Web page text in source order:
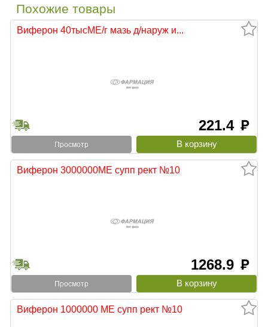
Похожие товары
Виферон 40тысМЕ/г мазь д/наруж и...
221.4 руб
Просмотр
Виферон 3000000МЕ супп рект №10
1268.9 руб
Просмотр
Виферон 1000000 МЕ супп рект №10